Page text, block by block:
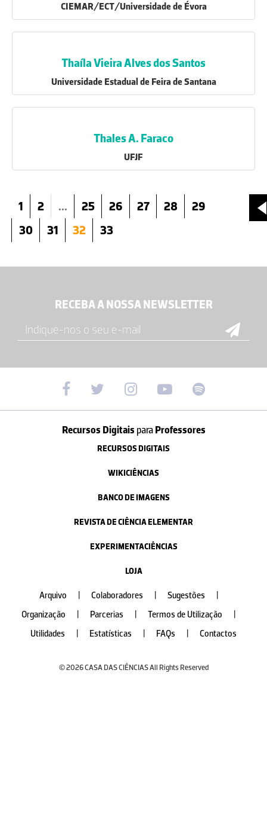
CIEMAR/ECT/Universidade de Évora
Thaíla Vieira Alves dos Santos
Universidade Estadual de Feira de Santana
Thales A. Faraco
UFJF
1 2 ... 25 26 27 28
29
30
31 32 33
RECEBA A NOSSA NEWSLETTER
Recursos Digitais paraProfessores
RECURSOS DIGITAIS
WIKICIÊNCIAS
BANCO DE IMAGENS
REVISTA DE CIÊNCIA ELEMENTAR
EXPERIMENTACIÊNCIAS
LOJA
Arquivo Colaboradores Sugestões
Organização
Parcerias Termos de Utilização
Utilidades
Estatísticas FAQs Contactos
© 2026 CASA DAS CIÊNCIAS All Rights Reserved